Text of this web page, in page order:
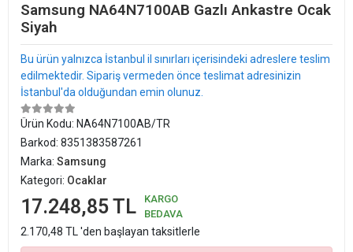
Samsung NA64N7100AB Gazlı Ankastre Ocak
Siyah
Bu ürün yalnızca İstanbul il sınırları içerisindeki adreslere teslim
edilmektedir. Sipariş vermeden önce teslimat adresinizin
İstanbul'da olduğundan emin olunuz.
Ürün Kodu: NA64N7100AB/TR
Barkod: 8351383587261
Marka: Samsung
Kategori: Ocaklar
17.248,85 TL
KARGO
BEDAVA
2.170,48 TL 'den başlayan taksitlerle